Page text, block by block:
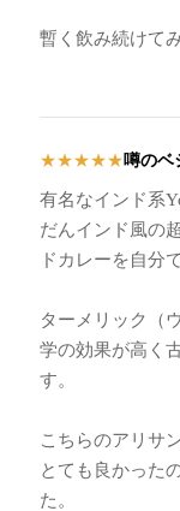
暫く飲み続けて
★★★★★ 噂のベ
有名なインド系
だんインド風の
ドカレーを自分
ターメリック（
学の効果が高く
す。
こちらのアリサ
とても良かった
た。